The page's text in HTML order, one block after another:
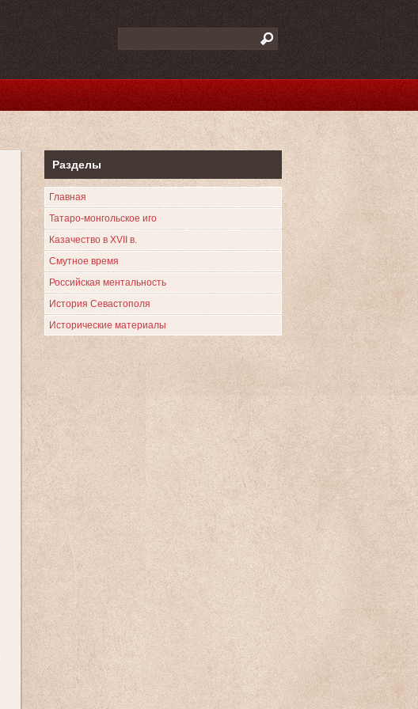
Разделы
Главная
Татаро-монгольское иго
Казачество в XVII в.
Смутное время
Российская ментальность
История Севастополя
Исторические материалы